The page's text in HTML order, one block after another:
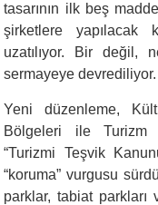
tasarının ilk beş
şirketlere yapılacak
uzatılıyor. Bir değil,
sermayeye devrediliyor.
Yeni düzenleme,
Bölgeleri ile Turizm
“Turizmi Teşvik
“koruma” vurgusu
parklar, tabiat parkları